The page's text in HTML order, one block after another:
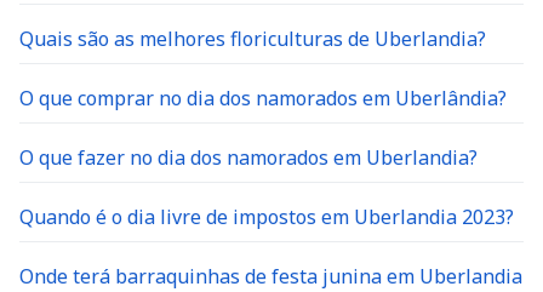
Quais são as melhores floriculturas de Uberlandia?
O que comprar no dia dos namorados em Uberlândia?
O que fazer no dia dos namorados em Uberlandia?
Quando é o dia livre de impostos em Uberlandia 2023?
Onde terá barraquinhas de festa junina em Uberlandia